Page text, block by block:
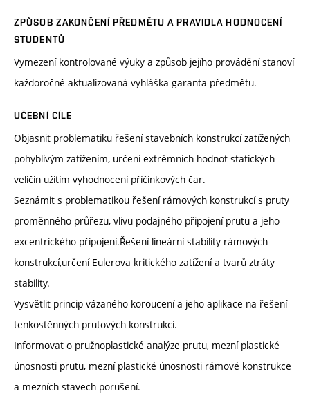
ZPŮSOB ZAKONČENÍ PŘEDMĚTU A PRAVIDLA HODNOCENÍ
STUDENTŮ
Vymezení kontrolované výuky a způsob jejího provádění stanoví
každoročně aktualizovaná vyhláška garanta předmětu.
UČEBNÍ CÍLE
Objasnit problematiku řešení stavebních konstrukcí zatížených
pohyblivým zatížením, určení extrémních hodnot statických
veličin užitím vyhodnocení příčinkových čar.
Seznámit s problematikou řešení rámových konstrukcí s pruty
proměnného průřezu, vlivu podajného připojení prutu a jeho
excentrického připojení.Řešení lineární stability rámových
konstrukcí,určení Eulerova kritického zatížení a tvarů ztráty
stability.
Vysvětlit princip vázaného koroucení a jeho aplikace na řešení
tenkostěnných prutových konstrukcí.
Informovat o pružnoplastické analýze prutu, mezní plastické
únosnosti prutu, mezní plastické únosnosti rámové konstrukce
a mezních stavech porušení.